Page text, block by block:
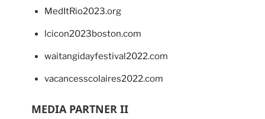
MedItRio2023.org
lcicon2023boston.com
waitangidayfestival2022.com
vacancesscolaires2022.com
MEDIA PARTNER II